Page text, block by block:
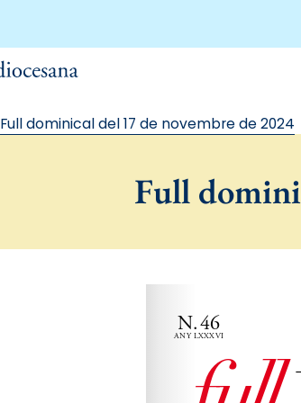
Full dominical del 17 de novembre de 2024
Full